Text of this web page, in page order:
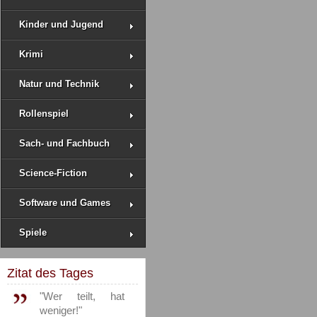
Kinder und Jugend
Krimi
Natur und Technik
Rollenspiel
Sach- und Fachbuch
Science-Fiction
Software und Games
Spiele
Zitat des Tages
"Wer teilt, hat
weniger!"